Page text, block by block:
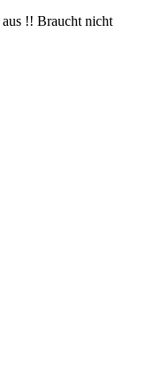
aus !! Braucht nicht